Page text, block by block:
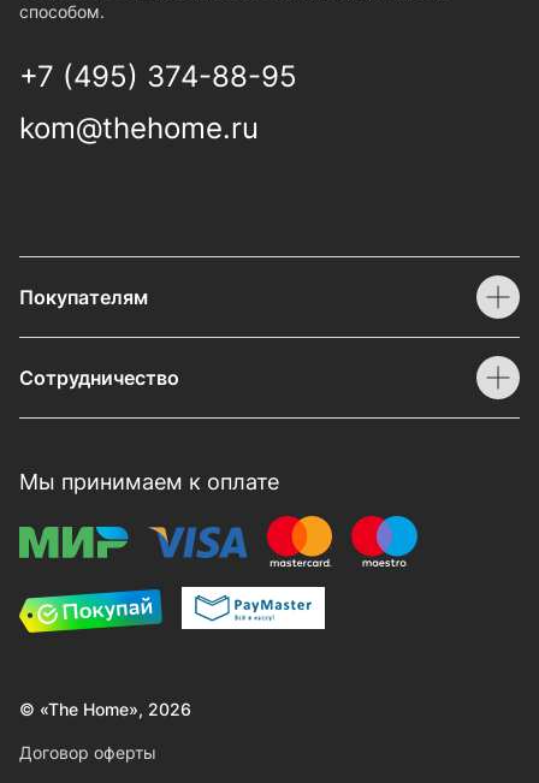
способом.
+7 (495) 374-88-95
kom@thehome.ru
Покупателям
Сотрудничество
Мы принимаем к оплате
© «The Home», 2026
Договор оферты